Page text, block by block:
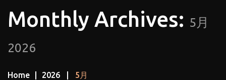
Monthly Archives: 5月
2026
Home 2026 5月